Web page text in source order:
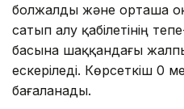
болжалды және орташа
сатып алу қабілетінің
басына шаққандағы
ескеріледі. Көрсеткіш 0
бағаланады.